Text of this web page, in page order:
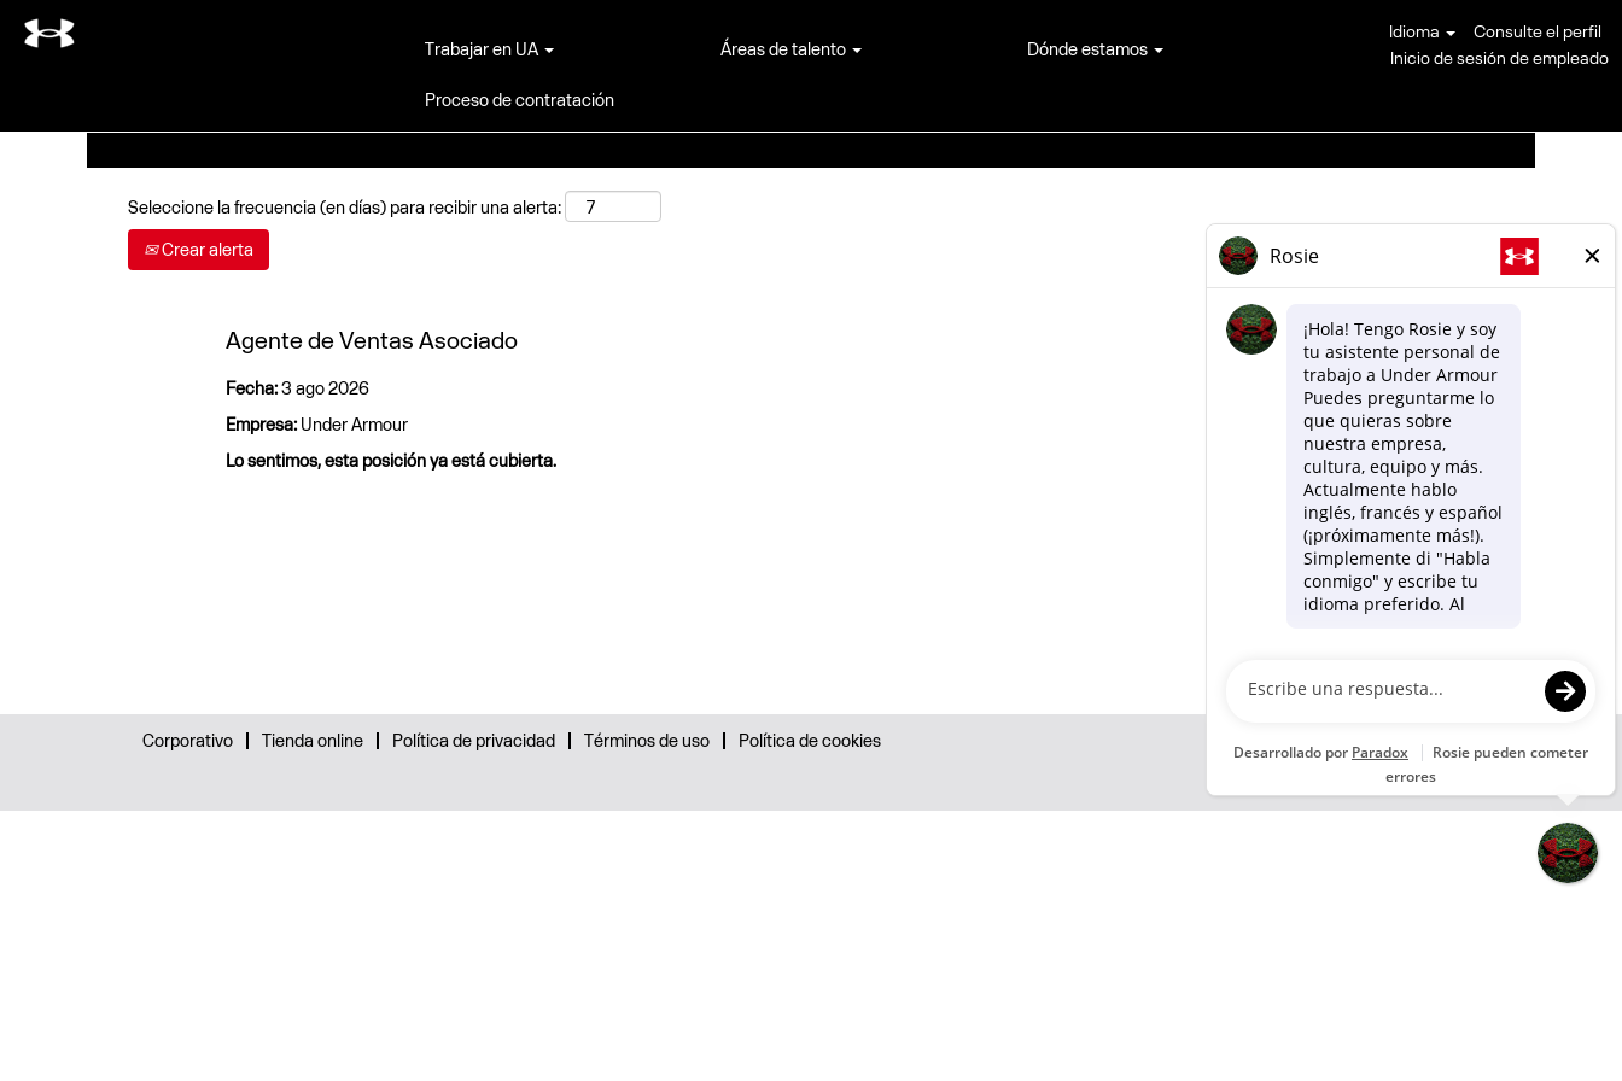
Trabajar en UA Áreas de talento Dónde estamos
Proceso de contratación
Idioma
Consulte el perfil
Inicio de sesión de empleado
Seleccione la frecuencia (en días) para recibir una alerta:
Crear alerta
Agente de Ventas Asociado
Fecha:3 ago 2026
Empresa:Under Armour
Lo sentimos, esta posición ya está cubierta.
Corporativo Tienda online Política de privacidad Términos de uso Política de cookies